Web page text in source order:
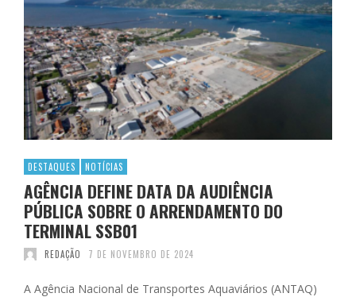
DESTAQUES NOTÍCIAS
AGÊNCIA DEFINE DATA DA AUDIÊNCIA
PÚBLICA SOBRE O ARRENDAMENTO DO
TERMINAL SSB01
REDAÇÃO 7 DE NOVEMBRO DE 2024
A Agência Nacional de Transportes Aquaviários (ANTAQ)